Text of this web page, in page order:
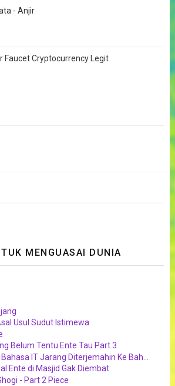
- Anjir
Faucet Cryptocurrency Legit
MENGUASAI DUNIA
Usul Sudut Istimewa
Belum Tentu Ente Tau Part 3
IT Jarang Diterjemahin Ke Bah...
Ente di Masjid Gak Diembat
- Part 2 Piece